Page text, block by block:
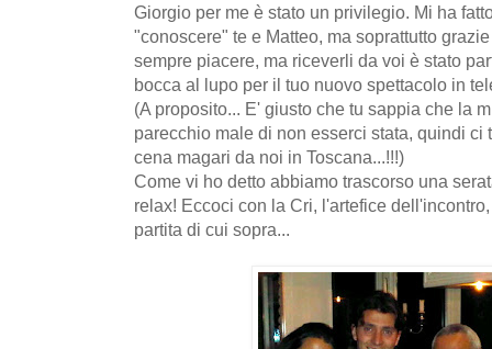
Giorgio per me è stato un privilegio. Mi ha
"conoscere" te e Matteo, ma soprattutto
sempre piacere, ma riceverli da voi è stato
bocca al lupo per il tuo nuovo spettacolo in
(A proposito... E' giusto che tu sappia che la
parecchio male di non esserci stata, quindi ci
cena magari da noi in Toscana...!!!)
Come vi ho detto abbiamo trascorso una
relax! Eccoci con la Cri, l'artefice
partita di cui sopra...